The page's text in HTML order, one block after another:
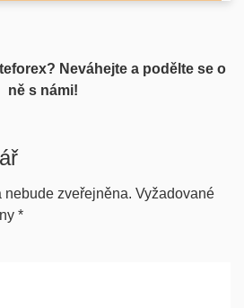
Neváhejte a podělte se o
ně s námi!
nebude zveřejněna. Vyžadované
*